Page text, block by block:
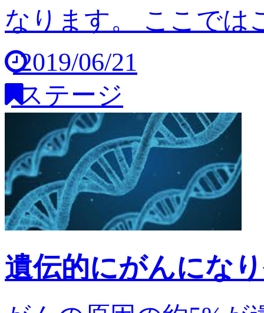
なります。 ここでは
2019/06/21
ステージ
遺伝的にがんにな